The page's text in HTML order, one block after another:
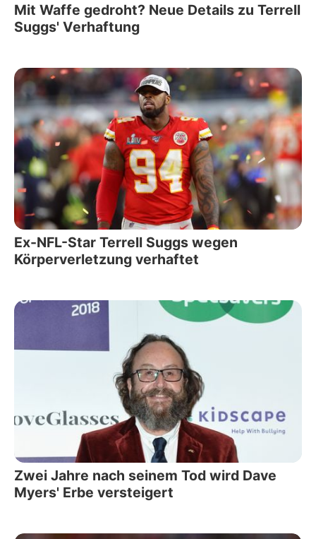
Mit Waffe gedroht? Neue Details zu Terrell
Suggs' Verhaftung
Ex-NFL-Star Terrell Suggs wegen
Körperverletzung verhaftet
Zwei Jahre nach seinem Tod wird Dave
Myers' Erbe versteigert